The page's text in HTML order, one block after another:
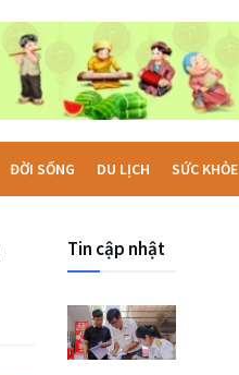
ĐỜI SỐNG DU LỊCH SỨC KHỎE
Tin cập nhật